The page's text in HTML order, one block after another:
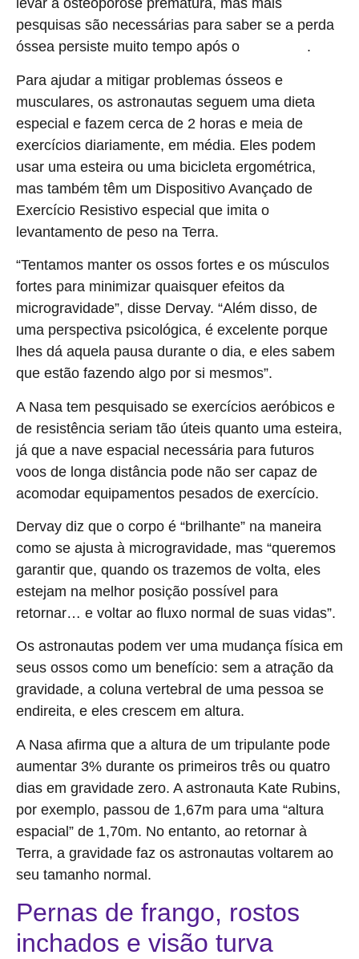
levar à osteoporose prematura, mas mais
pesquisas são necessárias para saber se a perda
óssea persiste muito tempo após o
.
Para ajudar a mitigar problemas ósseos e
musculares, os astronautas seguem uma dieta
especial e fazem cerca de 2 horas e meia de
exercícios diariamente, em média. Eles podem
usar uma esteira ou uma bicicleta ergométrica,
mas também têm um Dispositivo Avançado de
Exercício Resistivo especial que imita o
levantamento de peso na Terra.
“Tentamos manter os ossos fortes e os músculos
fortes para minimizar quaisquer efeitos da
microgravidade”, disse Dervay. “Além disso, de
uma perspectiva psicológica, é excelente porque
lhes dá aquela pausa durante o dia, e eles sabem
que estão fazendo algo por si mesmos”.
A Nasa tem pesquisado se exercícios aeróbicos e
de resistência seriam tão úteis quanto uma esteira,
já que a nave espacial necessária para futuros
voos de longa distância pode não ser capaz de
acomodar equipamentos pesados de exercício.
Dervay diz que o corpo é “brilhante” na maneira
como se ajusta à microgravidade, mas “queremos
garantir que, quando os trazemos de volta, eles
estejam na melhor posição possível para
retornar… e voltar ao fluxo normal de suas vidas”.
Os astronautas podem ver uma mudança física em
seus ossos como um benefício: sem a atração da
gravidade, a coluna vertebral de uma pessoa se
endireita, e eles crescem em altura.
A Nasa afirma que a altura de um tripulante pode
aumentar 3% durante os primeiros três ou quatro
dias em gravidade zero. A astronauta Kate Rubins,
por exemplo, passou de 1,67m para uma “altura
espacial” de 1,70m. No entanto, ao retornar à
Terra, a gravidade faz os astronautas voltarem ao
seu tamanho normal.
Pernas de frango, rostos
inchados e visão turva